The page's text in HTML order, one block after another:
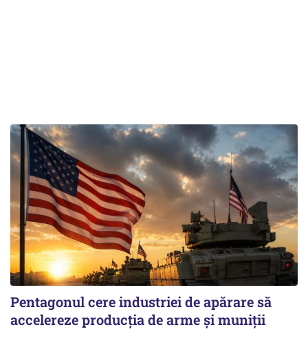
Pentagonul cere industriei de apărare să
accelereze producția de arme și muniții